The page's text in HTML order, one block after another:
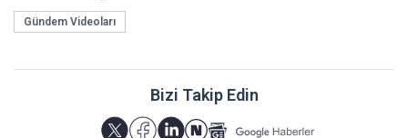
Gündem Videoları
Bizi Takip Edin